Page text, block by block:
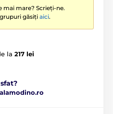
mai mare? Scrieți-ne.
găsițiaici.
la 217 lei